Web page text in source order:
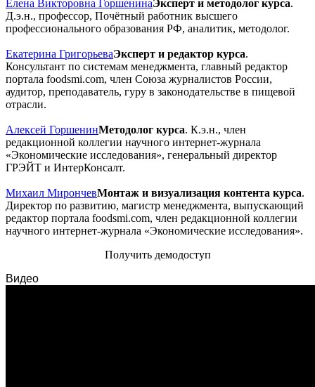
Елена Викторовна ГоршенинаЭксперт и методолог курса.
Д.э.н., профессор, Почётный работник высшего
профессионального образования РФ, аналитик, методолог.
Екатерина ГригорьеваЭксперт и редактор курса.
Консультант по системам менеджмента, главный редактор
портала foodsmi.com, член Союза журналистов России,
аудитор, преподаватель, гуру в законодательстве в пищевой
отрасли.
Алексей ГоршенинМетодолог курса. К.э.н., член
редакционной коллегии научного интернет-журнала
«Экономические исследования», генеральный директор
ГРЭЙТ и ИнтерКонсалт.
Михаил МирончевМонтаж и визуализация контента курса.
Директор по развитию, магистр менеджмента, выпускающий
редактор портала foodsmi.com, член редакционной коллегии
научного интернет-журнала «Экономические исследования».
Получить демодоступ
Видео